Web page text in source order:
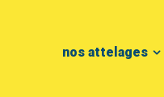
nos attelages